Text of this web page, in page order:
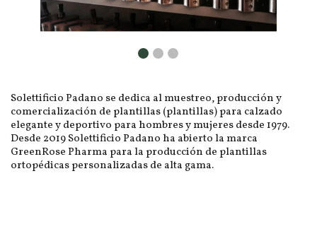
Solettificio Padano se dedica al muestreo, producción y
comercialización de plantillas (plantillas) para calzado
elegante y deportivo para hombres y mujeres desde 1979.
Desde 2019 Solettificio Padano ha abierto la marca
GreenRose Pharma para la producción de plantillas
ortopédicas personalizadas de alta gama.